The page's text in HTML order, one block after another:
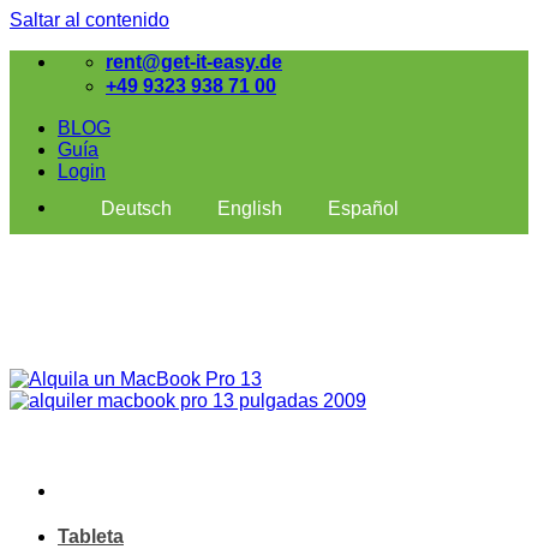
Saltar al contenido
rent@get-it-easy.de
+49 9323 938 71 00
BLOG
Guía
Login
Deutsch
English Español
Tableta